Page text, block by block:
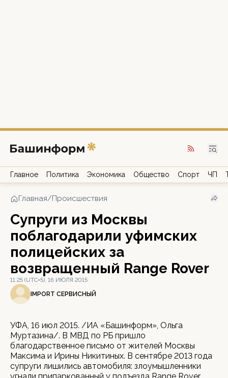
Главное Политика Экономика Общество Спорт ЧП
Главная/Происшествия
Супруги из Москвы
поблагодарили уфимских
полицейских за
возвращенный Range Rover
11:25 (UTC+5), 16 ИЮЛЯ 2015
IMPORT СЕРВИСНЫЙ
УФА, 16 июл 2015. /ИА «Башинформ», Ольга
Муртазина/. В МВД по РБ пришло
благодарственное письмо от жителей Москвы
Максима и Ирины Никитиных. В сентябре 2013 года
супруги лишились автомобиля: злоумышленники